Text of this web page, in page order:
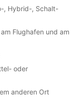
, Hybrid-, Schalt-
Flughafen und am
oder
anderen Ort